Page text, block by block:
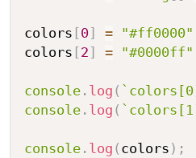
colors 0] = "#ff0000"
colors
2 = "#0000ff"
console. log ( `
console. log ( `
console. log ( colors ) ;